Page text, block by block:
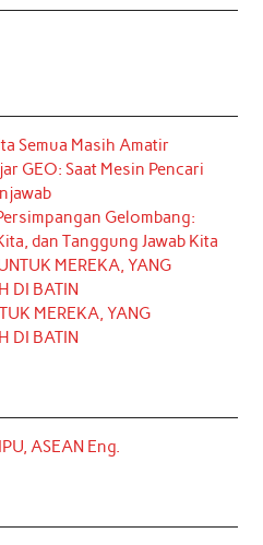
Semua Masih Amatir
GEO: Saat Mesin Pencari
Gelombang:
dan Tanggung Jawab Kita
MEREKA, YANG
DI BATIN
MEREKA, YANG
DI BATIN
ASEAN Eng.